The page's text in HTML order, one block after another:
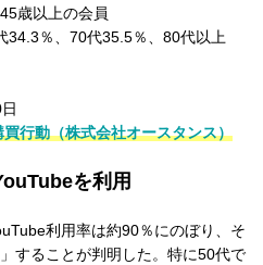
歳以上の会員
％、70代35.5％、80代以上
行動（株式会社オースタンス）
を利用
利用率は約90％にのぼり、そ
することが判明した。特に50代で